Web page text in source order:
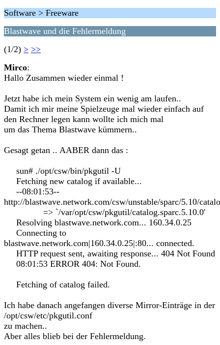
Software > Freeware
Blastwave und die Fehlermeldung
(1/2) > >>
Mirco:
Hallo Zusammen wieder einmal !
Jetzt habe ich mein System ein wenig am laufen..
Damit ich mir meine Spielzeuge mal wieder einfach auf
den Rechner legen kann wollte ich mich mal
um das Thema Blastwave kümmern..
Gesagt getan .. AABER dann das :
sun# ./opt/csw/bin/pkgutil -U
Fetching new catalog if available...
--08:01:53--
http://blastwave.network.com/csw/unstable/sparc/5.10/
=> `/var/opt/csw/pkgutil/catalog.sparc.5.10.0'
Resolving blastwave.network.com... 160.34.0.25
Connecting to
blastwave.network.com|160.34.0.25|:80... connected.
HTTP request sent, awaiting response... 404 Not Found
08:01:53 ERROR 404: Not Found.
Fetching of catalog failed.
Ich habe danach angefangen diverse Mirror-Einträge in der
/opt/csw/etc/pkgutil.conf
zu machen..
Aber alles blieb bei der Fehlermeldung.